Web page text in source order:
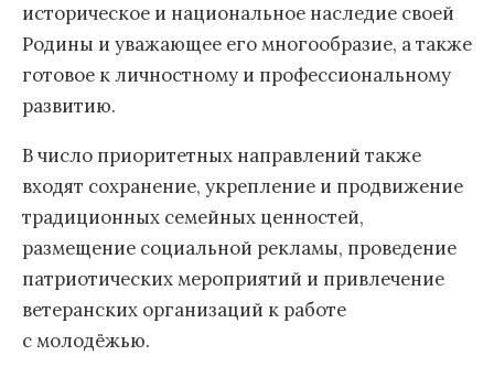
историческое и национальное наследие своей
Родины и уважающее его многообразие, а также
готовое к личностному и профессиональному
развитию.
В число приоритетных направлений также
входят сохранение, укрепление и продвижение
традиционных семейных ценностей,
размещение социальной рекламы, проведение
патриотических мероприятий и привлечение
ветеранских организаций к работе
с молодёжью.